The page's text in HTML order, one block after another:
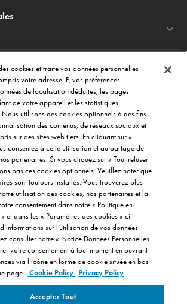
cookies et traite vos données personnelles
votre adresse IP, vos préférences
de localisation déduites, les pages
de votre appareil et les statistiques
Nous utilisons des cookies optionnels à des fins
des contenus, de réseaux sociaux et
sur des sites web tiers. En cliquant sur «
consentez à cette utilisation et au partage de
partenaires. Si vous cliquez sur « Tout refuser
pas ces cookies optionnels. Veuillez noter que
sont toujours installés. Vous trouverez plus
utilisation des cookies, nos partenaires et la
consentement dans notre « Politique en
et dans les « Paramètres des cookies » ci-
sur l’utilisation de vos données
consulter notre « Notice Données Personnelles
votre consentement à tout moment en ouvrant
via l’icône en forme de cookie située en bas
page. Cookie Policy Privacy Policy
Accepter Tout